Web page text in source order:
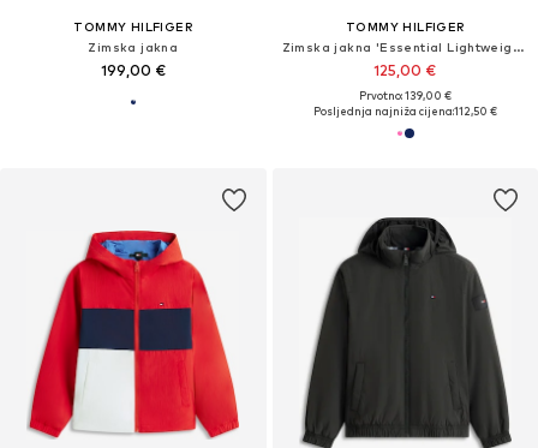
TOMMY HILFIGER
Zimska jakna
199,00 €
TOMMY HILFIGER
Zimska jakna 'Essential Lightweight Down'
125,00 €
Prvotno: 139,00 €
Posljednja najniža cijena:112,50 €